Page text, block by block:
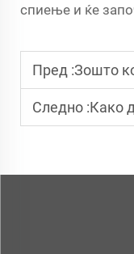
спиење и ќе
Пред :Зошто
Следно :Како да